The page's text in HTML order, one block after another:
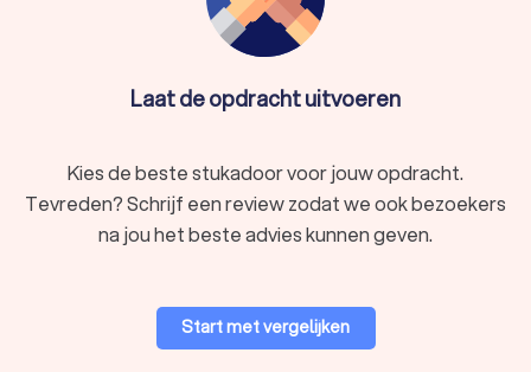
Laat de opdracht uitvoeren
Kies de beste stukadoor voor jouw opdracht.
Tevreden? Schrijf een review zodat we ook bezoekers
na jou het beste advies kunnen geven.
Start met vergelijken